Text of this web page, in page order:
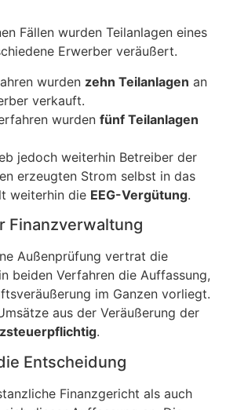
Fällen wurden Teilanlagen eines
Erwerber veräußert.
wurden zehn Teilanlagen an
verkauft.
wurden fünf Teilanlagen
jedoch weiterhin Betreiber der
erzeugten Strom selbst in das
weiterhin die EEG-Vergütung.
Finanzverwaltung
Außenprüfung vertrat die
beiden Verfahren die Auffassung,
im Ganzen vorliegt.
aus der Veräußerung der
.
Entscheidung
Finanzgericht als auch